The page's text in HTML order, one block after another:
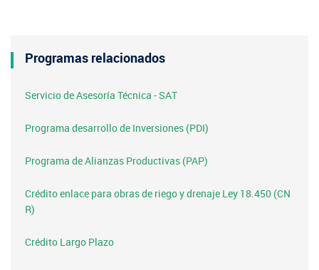
Programas relacionados
Servicio de Asesoría Técnica - SAT
Programa desarrollo de Inversiones (PDI)
Programa de Alianzas Productivas (PAP)
Crédito enlace para obras de riego y drenaje Ley 18.450 (CN
R)
Crédito Largo Plazo